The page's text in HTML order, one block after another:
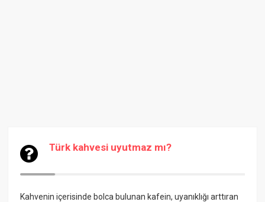
Türk kahvesi uyutmaz mı?
Kahvenin içerisinde bolca bulunan kafein, uyanıklığı arttıran